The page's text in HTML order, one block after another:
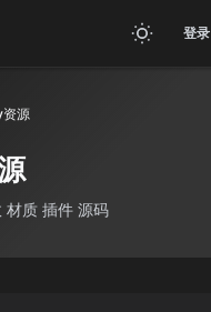
登录
源
材质 插件 源码